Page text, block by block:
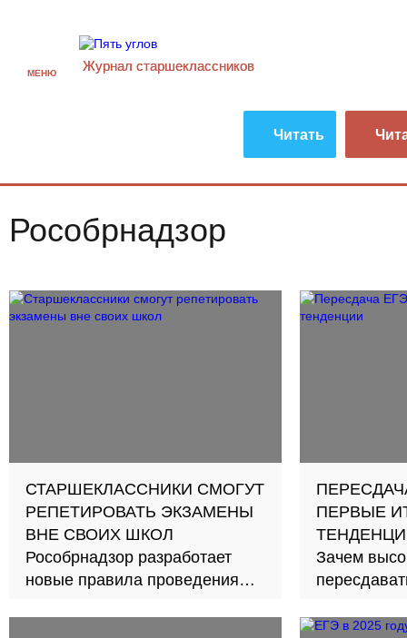
МЕНЮ Журнал старшекласcников
Читать
Рособрнадзор
СТАРШЕКЛАССНИКИ СМОГУТ
РЕПЕТИРОВАТЬ ЭКЗАМЕНЫ
ВНЕ СВОИХ ШКОЛ
Рособрнадзор разработает
новые правила проведения
ПЕРВЫЕ
Зачем
сделать?